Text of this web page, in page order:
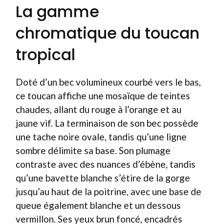
La gamme
chromatique du toucan
tropical
Doté d’un bec volumineux courbé vers le bas,
ce toucan affiche une mosaïque de teintes
chaudes, allant du rouge à l’orange et au
jaune vif. La terminaison de son bec possède
une tache noire ovale, tandis qu’une ligne
sombre délimite sa base. Son plumage
contraste avec des nuances d’ébène, tandis
qu’une bavette blanche s’étire de la gorge
jusqu’au haut de la poitrine, avec une base de
queue également blanche et un dessous
vermillon. Ses yeux brun foncé, encadrés